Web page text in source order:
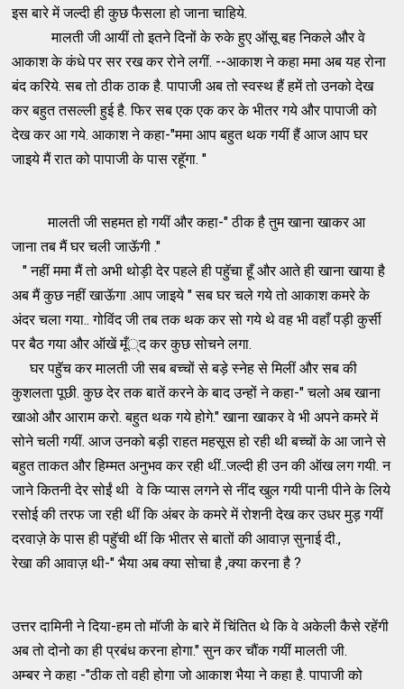
इस बारे में जल्दी ही कुछ फैसला हो जाना चाहिये.
मालती जी आयीं तो इतने दिनों के रुके हुए ऑसू बह निकले और वे
आकाश के कंधे पर सर रख कर रोने लगीं. --आकाश ने कहा ममा अब यह रोना
बंद करिये. सब तो ठीक ठाक है. पापाजी अब तो स्वस्थ हैं हमें तो उनको देख
कर बहुत तसल्ली हुई है. फिर सब एक एक कर के भीतर गये और पापाजी को
देख कर आ गये. आकाश ने कहा-"ममा आप बहुत थक गयीं हैं आज आप घर
जाइये मैं रात को पापाजी के पास रहॅूगा. "
मालती जी सहमत हो गयीं और कहा-" ठीक है तुम खाना खाकर आ
जाना तब मैं घर चली जाऊॅगी ."
" नहीं ममा मैं तो अभी थोड़ी देर पहले ही पहॅुचा हूँ और आते ही खाना खाया है
अब मैं कुछ नहीं खाऊॅगा .आप जाइये " सब घर चले गये तो आकाश कमरे के
अंदर चला गया.. गोविंद जी तब तक थक कर सो गये थे वह भी वहाँ पड़ी कुर्सी
पर बैठ गया और ऑखें मूँ्द कर कुछ सोचने लगा.
घर पहॅुच कर मालती जी सब बच्चों से बड़े स्नेह से मिलीं और सब की
कुशलता पूछी. कुछ देर तक बातें करने के बाद उन्हों ने कहा-" चलो अब खाना
खाओ और आराम करो. बहुत थक गये होगे." खाना खाकर वे भी अपने कमरे में
सोने चली गयीं. आज उनको बड़ी राहत महसूस हो रही थी बच्चों के आ जाने से
बहुत ताकत और हिम्मत अनुभव कर रही थीं..जल्दी ही उन की ऑख लग गयी. न
जाने कितनी देर सोईं थी वे कि प्यास लगने से नींद खुल गयी पानी पीने के लिये
रसोई की तरफ जा रही थीं कि अंबर के कमरे में रोशनी देख कर उधर मुड़ गयीं
दरवाज़े के पास ही पहॅुची थीं कि भीतर से बातों की आवाज़ सुनाई दी.,
रेखा की आवाज़ थी-" भैया अब क्या सोचा है ,क्या करना है ?
उत्तर दामिनी ने दिया-हम तो मॉजी के बारे में चिंतित थे कि वे अकेली कैसे रहेंगी
अब तो दोनो का ही प्रबंध करना होगा." सुन कर चौंक गयीं मालती जी.
अम्बर ने कहा -"ठीक तो वही होगा जो आकाश भैया ने कहा है. पापाजी को